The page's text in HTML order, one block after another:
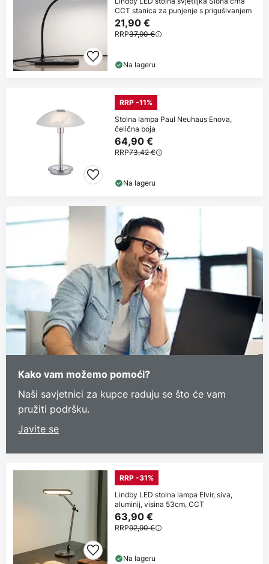
CCT stanica za punjenje s prigušivanjem
21,90 €
RRP37,90 €
Na lageru
RRP -11%
Stolna lampa Paul Neuhaus Enova,
čelična boja
64,90 €
RRP73,42 €
Na lageru
Kako vam možemo pomoći?
Naši savjetnici za kupce raduju se što će vam
pružiti podršku.
Javite se
RRP -31%
Lindby LED stolna lampa Elvir, siva,
aluminij, visina 53cm, CCT
63,90 €
RRP92,90 €
Na lageru